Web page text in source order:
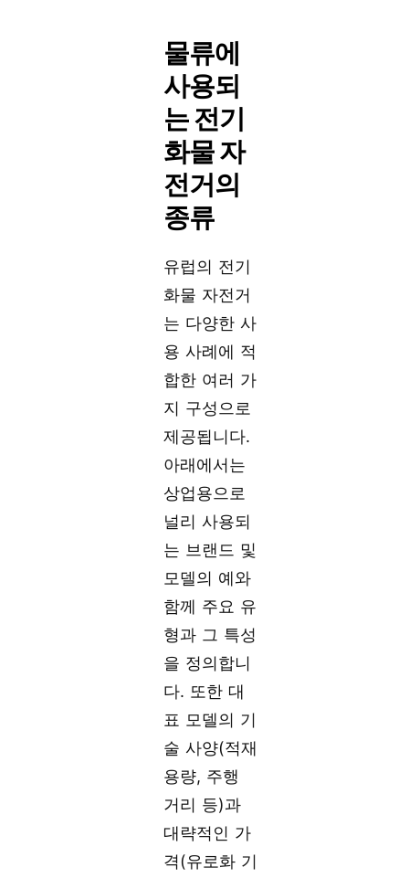
물류에
사용되
는 전기
화물 자
전거의
종류
유럽의 전기
화물 자전거
는 다양한 사
용 사례에 적
합한 여러 가
지 구성으로
제공됩니다.
아래에서는
상업용으로
널리 사용되
는 브랜드 및
모델의 예와
함께 주요 유
형과 그 특성
을 정의합니
다. 또한 대
표 모델의 기
술 사양(적재
용량, 주행
거리 등)과
대략적인 가
격(유로화 기